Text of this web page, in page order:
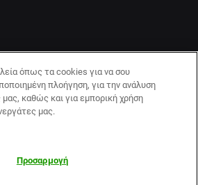
ΣΥΜΒΟΥΛΕΥΤΙΚΗΣ:1114
όπως τα cookies για να σου
πλοήγηση, για την ανάλυση
καθώς και για εμπορική χρήση
μας.
Προσαρμογή